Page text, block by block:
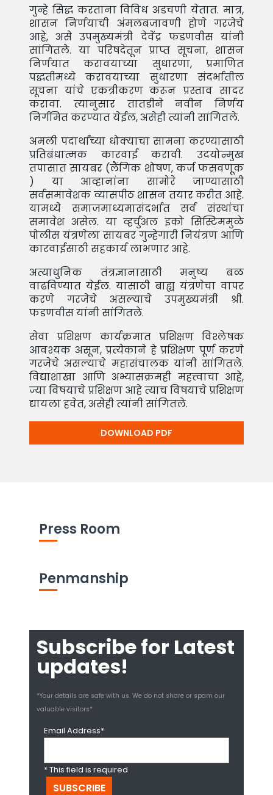
Press Room
Penmanship
Subscribe for Latest
updates!
*Your details are safe with us. We do not share or spam our
valuable visitors*
Email Address*
* This field is required
गुन्हे सिद्ध करताना विविध अडचणी येतात. मात्र,
शासन निर्णयाची अंमलबजावणी होणे गरजेचे
आहे, असे उपमुख्यमंत्री देवेंद्र फडणवीस यांनी
सांगितले. या परिषदेतून प्राप्त सूचना, शासन
निर्णयात करावयाच्या सुधारणा, प्रमाणित
पद्धतीमध्ये करावयाच्या सुधारणा संदर्भातील
सूचना यांचे एकत्रीकरण करून प्रस्ताव सादर
करावा. त्यानुसार तातडीने नवीन निर्णय
निर्गमित करण्यात येईल, असेही त्यांनी सांगितले.
अमली पदार्थांच्या धोक्याचा सामना करण्यासाठी
प्रतिबंधात्मक कारवाई करावी. उदयोन्मुख
तपासात सायबर (लैंगिक शोषण, कर्ज फसवणूक
) या आव्हानांना सामोरे जाण्यासाठी
सर्वसमावेशक व्यासपीठ शासन तयार करीत आहे.
यामध्ये समाजमाध्यमासंदर्भात सर्व संस्थांचा
समावेश असेल. या व्हर्चुअल इको सिस्टिममुळे
पोलीस यंत्रणेला सायबर गुन्हेगारी नियंत्रण आणि
कारवाईसाठी सहकार्य लाभणार आहे.
अत्याधुनिक तंत्रज्ञानासाठी मनुष्य बळ
वाढविण्यात येईल. यासाठी बाह्य यंत्रणेचा वापर
करणे गरजेचे असल्याचे उपमुख्यमंत्री श्री.
फडणवीस यांनी सांगितले.
सेवा प्रशिक्षण कार्यक्रमात प्रशिक्षण विश्लेषक
आवश्यक असून, प्रत्येकाने हे प्रशिक्षण पूर्ण करणे
गरजेचे असल्याचे महासंचालक यांनी सांगितले.
विद्याशाखा आणि अभ्यासक्रमही महत्त्वाचा आहे,
ज्या विषयाचे प्रशिक्षण आहे त्याच विषयाचे प्रशिक्षण
द्यायला हवेत, असेही त्यांनी सांगितले.
DOWNLOAD PDF